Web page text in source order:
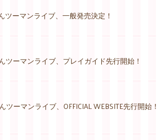
ツーマンライブ、一般発売決定！
ツーマンライブ、プレイガイド先行開始！
ツーマンライブ、OFFICIAL WEBSITE先行開